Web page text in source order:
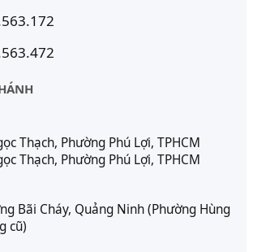
Thạch, Phường Phú Lợi, TPHCM
Thạch, Phường Phú Lợi, TPHCM
Bãi Cháy, Quảng Ninh (Phường Hùng
cũ)